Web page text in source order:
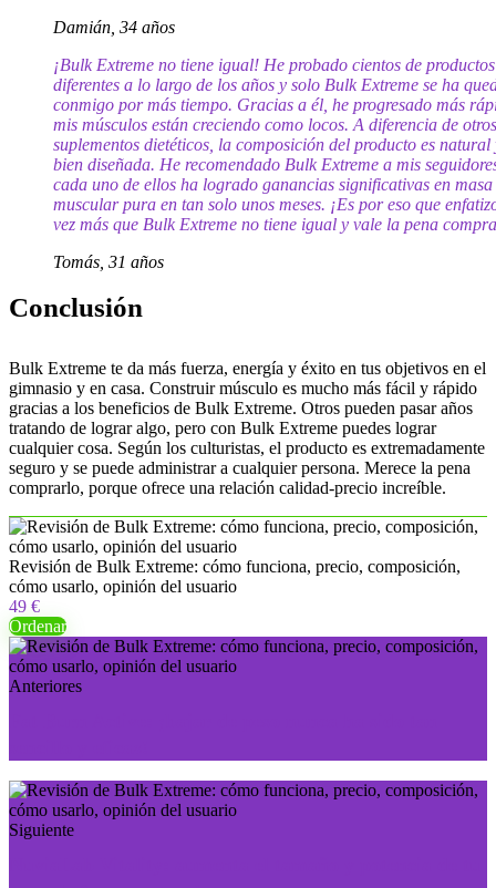
Damián, 34 años
¡Bulk Extreme no tiene igual! He probado cientos de productos
diferentes a lo largo de los años y solo Bulk Extreme se ha
conmigo por más tiempo. Gracias a él, he progresado más
mis músculos están creciendo como locos. A diferencia de otros
suplementos dietéticos, la composición del producto es natural
bien diseñada. He recomendado Bulk Extreme a mis
cada uno de ellos ha logrado ganancias significativas en masa
muscular pura en tan solo unos meses. ¡Es por eso que
vez más que Bulk Extreme no tiene igual y vale la pena
Tomás, 31 años
Conclusión
Bulk Extreme te da más fuerza, energía y éxito en tus objetivos en el
gimnasio y en casa. Construir músculo es mucho más fácil y rápido
gracias a los beneficios de Bulk Extreme. Otros pueden pasar años
tratando de lograr algo, pero con Bulk Extreme puedes lograr
cualquier cosa. Según los culturistas, el producto es extremadamente
seguro y se puede administrar a cualquier persona. Merece la pena
comprarlo, porque ofrece una relación calidad-precio increíble.
Revisión de Bulk Extreme: cómo funciona, precio, composición,
cómo usarlo, opinión del usuario
49 €
Ordenar
Anteriores
Siguiente